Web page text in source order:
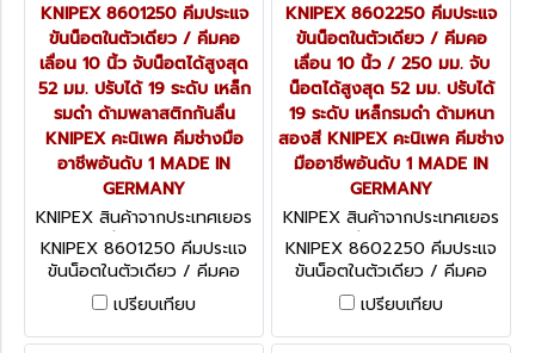
KNIPEX 8601250 คีมประแจ
ขันน็อตในตัวเดียว / คีมคอ
เลื่อน 10 นิ้ว จับน็อตได้สูงสุด
52 มม. ปรับได้ 19 ระดับ เหล็ก
รมดำ ด้ามพลาสติกกันลื่น
KNIPEX คะนิเพค คีมช่างมือ
อาชีพอันดับ 1 MADE IN
GERMANY
KNIPEX สินค้าจากประเทศเยอร
มนี 8601250
KNIPEX 8601250 คีมประแจ
ขันน็อตในตัวเดียว / คีมคอ
เลื่อน 10 นิ้ว จับน็อตได้สูงสุด
52 มม. ปรับได้ 19 ระดับ เหล็ก
รมดำ ด้ามพลาสติกกันลื่น
เปรียบเทียบ
KNIPEX 8602250 คีมประแจ
ขันน็อตในตัวเดียว / คีมคอ
เลื่อน 10 นิ้ว / 250 มม. จับ
น็อตได้สูงสุด 52 มม. ปรับได้
19 ระดับ เหล็กรมดำ ด้ามหนา
สองสี KNIPEX คะนิเพค คีมช่าง
มืออาชีพอันดับ 1 MADE IN
GERMANY
KNIPEX สินค้าจากประเทศเยอร
มนี 8602250
KNIPEX 8602250 คีมประแจ
ขันน็อตในตัวเดียว / คีมคอ
เลื่อน 10 นิ้ว / 250 มม. จับ
น็อตได้สูงสุด 52 มม. ปรับได้
19 ระดับ เหล็กรมดำ ด้ามหนา
เปรียบเทียบ